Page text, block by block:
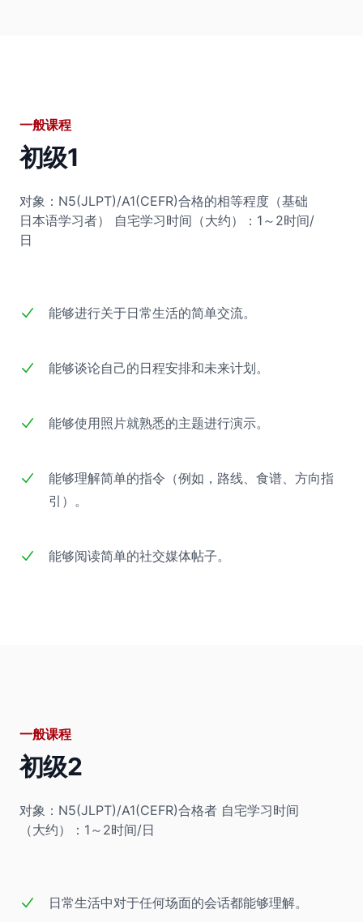
一般课程
初级1
对象：N5(JLPT)/A1(CEFR)合格的相等程度（基础
日本语学习者）
自宅学习时间（大约）：1～2时间/
日
能够进行关于日常生活的简单交流。
能够谈论自己的日程安排和未来计划。
能够使用照片就熟悉的主题进行演示。
能够理解简单的指令（例如，路线、食谱、方向指
引）。
能够阅读简单的社交媒体帖子。
一般课程
初级2
对象：N5(JLPT)/A1(CEFR)合格者 自宅学习时间
（大约）：1～2时间/日
日常生活中对于任何场面的会话都能够理解。